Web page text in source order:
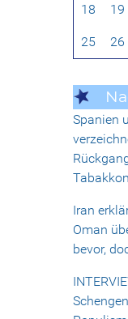
18 19
25 26
Spanien
Iran
Oman
bevor,